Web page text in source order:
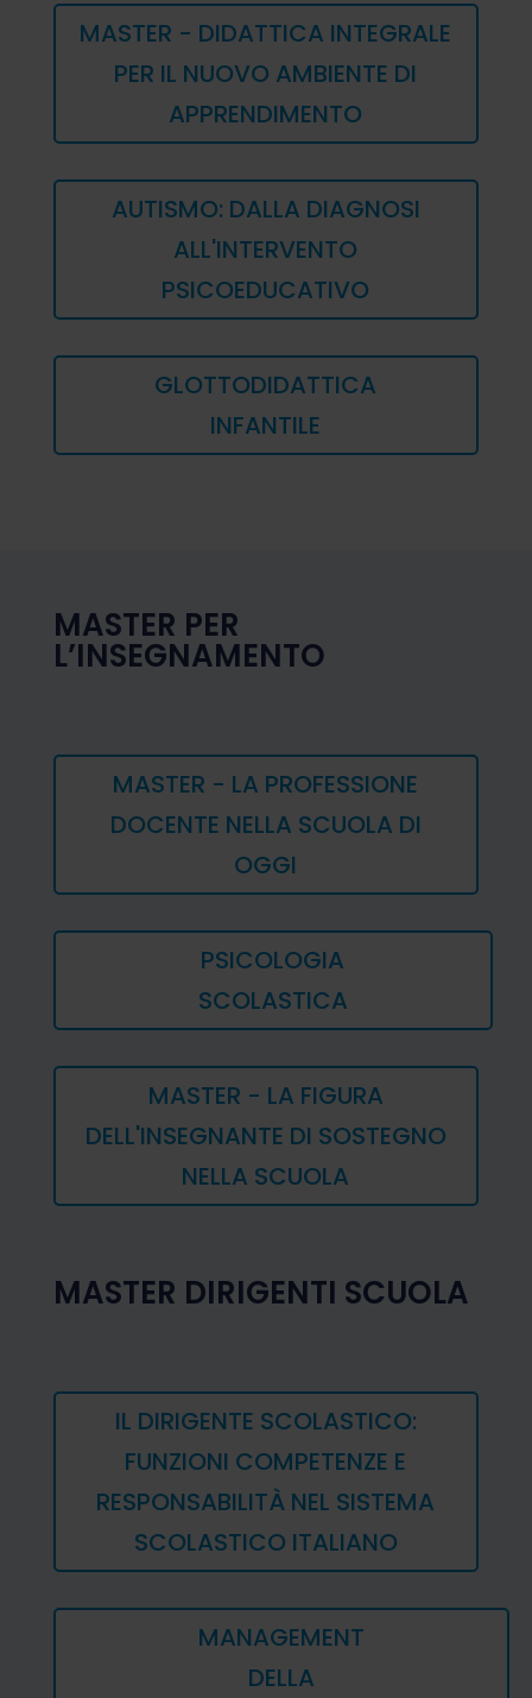
MASTER - DIDATTICA INTEGRALE
PER IL NUOVO AMBIENTE DI
APPRENDIMENTO
AUTISMO: DALLA DIAGNOSI
ALL'INTERVENTO
PSICOEDUCATIVO
GLOTTODIDATTICA
INFANTILE
MASTER PER
L’INSEGNAMENTO
MASTER - LA PROFESSIONE
DOCENTE NELLA SCUOLA DI
OGGI
PSICOLOGIA
SCOLASTICA
MASTER - LA FIGURA
DELL'INSEGNANTE DI SOSTEGNO
NELLA SCUOLA
MASTER DIRIGENTI SCUOLA
IL DIRIGENTE SCOLASTICO:
FUNZIONI COMPETENZE E
RESPONSABILITÀ NEL SISTEMA
SCOLASTICO ITALIANO
MANAGEMENT
DELLA